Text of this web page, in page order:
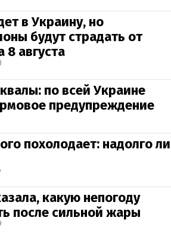
в Украину, но
будут страдать от
8 августа
по всей Украине
предупреждение
похолодает: надолго ли
какую непогоду
после сильной жары